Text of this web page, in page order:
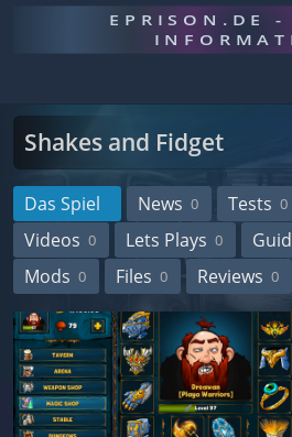
EPRISON.DE -
Shakes and Fidget
Das Spiel News 0 Tests 0
Videos 0 Lets Plays 0
Mods 0 Files 0 Reviews 0